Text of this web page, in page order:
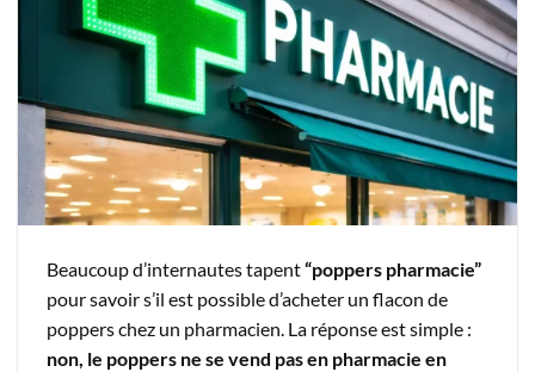
Beaucoup d’internautes tapent“poppers pharmacie”
pour savoir s’il est possible d’acheter un flacon de
poppers chez un pharmacien. La réponse est simple :
non, le poppers ne se vend pas en pharmacie en